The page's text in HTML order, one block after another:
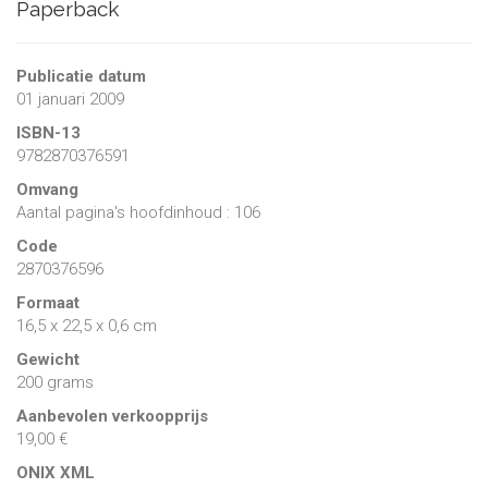
Paperback
Publicatie datum
01 januari 2009
ISBN-13
9782870376591
Omvang
Aantal pagina's hoofdinhoud : 106
Code
2870376596
Formaat
16,5 x 22,5 x 0,6 cm
Gewicht
200 grams
Aanbevolen verkoopprijs
19,00 €
ONIX XML